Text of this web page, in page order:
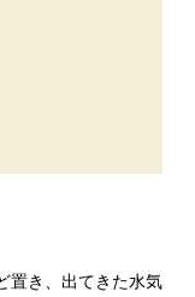
置き、出てきた水気